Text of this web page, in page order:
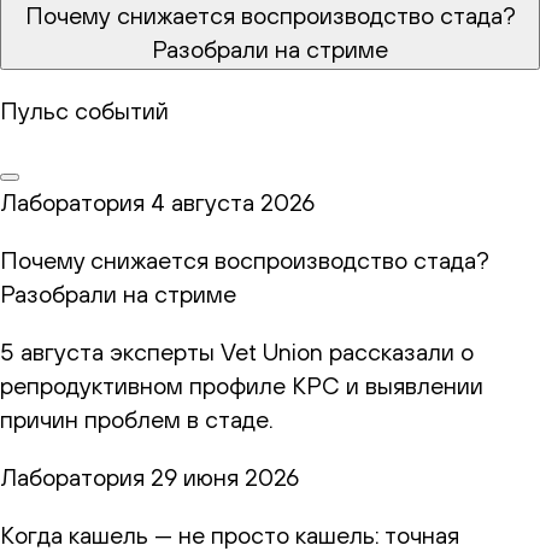
Почему снижается воспроизводство стада?
Разобрали на стриме
Пульс событий
Лаборатория 4 августа 2026
Почему снижается воспроизводство стада?
Разобрали на стриме
5 августа эксперты Vet Union рассказали о
репродуктивном профиле КРС и выявлении
причин проблем в стаде.
Лаборатория 29 июня 2026
Когда кашель — не просто кашель: точная